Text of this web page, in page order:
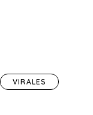
VIRALES